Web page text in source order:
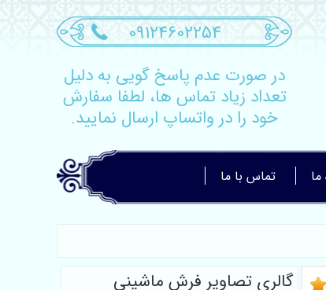
09124602254
در صورت عدم پاسخ گویی به دلیل
تعداد زیاد تماس ها، لطفا سفارش
خود را در واتساپ ارسال نمایید.
ما تماس با ما
گالری تصاویر فرش ماشینی